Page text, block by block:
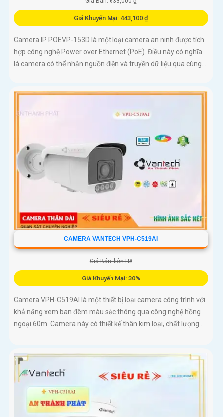
Giá Khuyến Mại: 443,100 ₫
Camera IP POEVP-153D là một loại camera an ninh được tích
hợp công nghệ Power over Ethernet (PoE). Điều này có nghĩa
là camera có thể nhận nguồn điện và truyền dữ liệu qua cùng...
CAMERA VANTECH VPH-C519AI
Giá Bán: liên Hệ
Giá Khuyến Mại: 30%
Camera VPH-C519AI là một thiết bị loại camera công trình với
khả năng xem ban đêm màu sắc thông qua công nghệ hồng
ngoại 60m. Camera này có thiết kế thân kim loại, chất lượng...